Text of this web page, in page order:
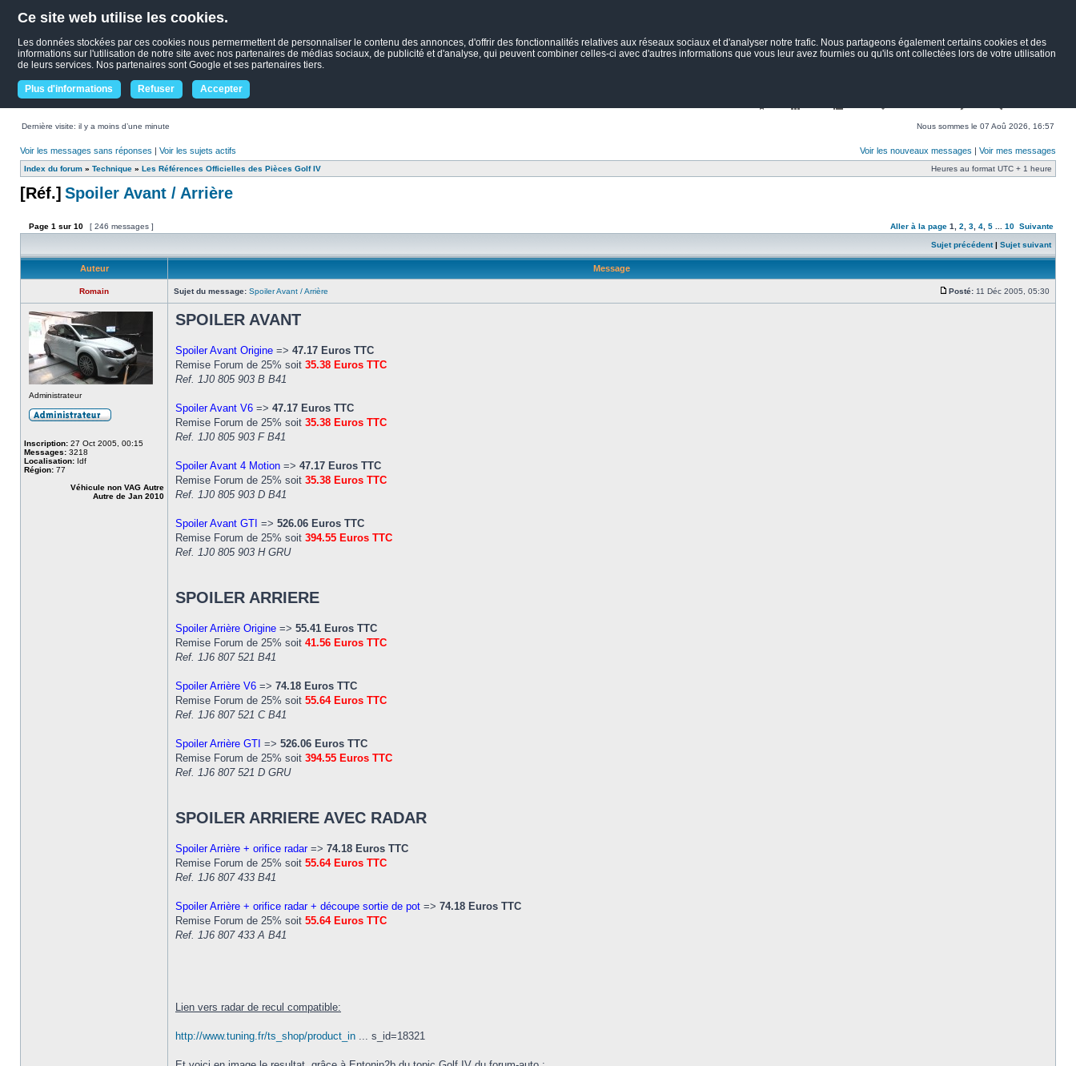
Ce site web utilise les cookies.
Les données stockées par ces cookies nous permermettent de personnaliser le contenu des annonces, d'offrir des fonctionnalités relatives aux réseaux sociaux et d'analyser notre trafic. Nous partageons également certains cookies et des
informations sur l'utilisation de notre site avec nos partenaires de médias sociaux, de publicité et d'analyse, qui peuvent combiner celles-ci avec d'autres informations que vous leur avez fournies ou qu'ils ont collectées lors de votre utilisation
de leurs services. Nos partenaires sont Google et ses partenaires tiers.
Plus d'informations Refuser Accepter
Dernière visite: il y a moins d’une minute Nous sommes le 07 Aoû 2026, 16:57
Voir les messages sans réponses | Voir les sujets actifs Voir les nouveaux messages | Voir mes messages
Index du forum » Technique » Les Références Officielles des Pièces Golf IV Heures au format UTC + 1 heure
[Réf.] Spoiler Avant / Arrière
Page 1 sur 10 [ 246 messages ] Aller à la page 1 2 3 4 5 10 Suivante
Sujet précédent| Sujet suivant
Auteur Message
Romain Sujet du message: Spoiler Avant / Arrière Posté: 11 Déc 2005, 05:30
Administrateur
Inscription: 27 Oct 2005, 00:15
Messages: 3218
Localisation: Idf
Région: 77
Véhicule non VAG Autre
Autre de Jan 2010
SPOILER AVANT
Spoiler Avant Origine => 47.17 Euros TTC
Remise Forum de 25% soit 35.38 Euros TTC
Ref. 1J0 805 903 B B41
Spoiler Avant V6 => 47.17 Euros TTC
Remise Forum de 25% soit 35.38 Euros TTC
Ref. 1J0 805 903 F B41
Spoiler Avant 4 Motion => 47.17 Euros TTC
Remise Forum de 25% soit 35.38 Euros TTC
Ref. 1J0 805 903 D B41
Spoiler Avant GTI => 526.06 Euros TTC
Remise Forum de 25% soit 394.55 Euros TTC
Ref. 1J0 805 903 H GRU
SPOILER ARRIERE
Spoiler Arrière Origine => 55.41 Euros TTC
Remise Forum de 25% soit 41.56 Euros TTC
Ref. 1J6 807 521 B41
Spoiler Arrière V6 => 74.18 Euros TTC
Remise Forum de 25% soit 55.64 Euros TTC
Ref. 1J6 807 521 C B41
Spoiler Arrière GTI => 526.06 Euros TTC
Remise Forum de 25% soit 394.55 Euros TTC
Ref. 1J6 807 521 D GRU
SPOILER ARRIERE AVEC RADAR
Spoiler Arrière + orifice radar=> 74.18 Euros TTC
Remise Forum de 25% soit 55.64 Euros TTC
Ref. 1J6 807 433 B41
Spoiler Arrière + orifice radar + découpe sortie de pot => 74.18 Euros TTC
Remise Forum de 25% soit 55.64 Euros TTC
Ref. 1J6 807 433 A B41
Lien vers radar de recul compatible:
http://www.tuning.fr/ts_shop/product_in ... s_id=18321